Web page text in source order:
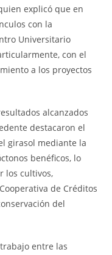
explicó que en
con la
Universitario
con el
a los proyectos
alcanzados
destacaron el
girasol mediante la
benéficos, lo
los cultivos,
de Créditos
del
entre las